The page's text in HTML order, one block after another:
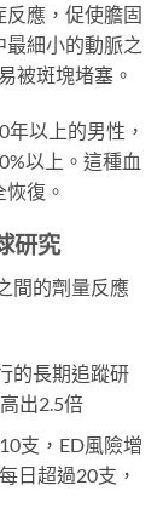
應，促使膽固
細小的動脈之
被斑塊堵塞。
以上的男性，
以上。這種血
復。
研究
間的劑量反應
的長期追蹤研
出2.5倍
支，ED風險增
日超過20支，